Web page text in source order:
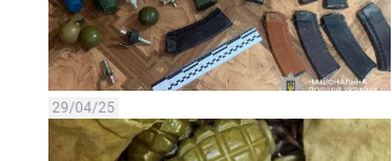
29/04/25